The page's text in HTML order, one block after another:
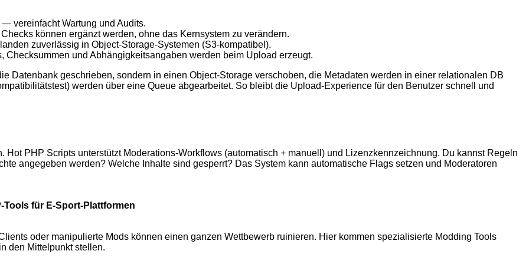
vereinfacht Wartung und Audits.
können ergänzt werden, ohne das Kernsystem zu verändern.
zuverlässig in Object-Storage-Systemen (S3-kompatibel).
und Abhängigkeitsangaben werden beim Upload erzeugt.
Datenbank geschrieben, sondern in einen Object-Storage verschoben, die Metadaten werden in einer relationalen DB
werden über eine Queue abgearbeitet. So bleibt die Upload-Experience für den Benutzer schnell und
PHP Scripts unterstützt Moderations-Workflows (automatisch + manuell) und Lizenzkennzeichnung. Du kannst Regeln
angegeben werden? Welche Inhalte sind gesperrt? Das System kann automatische Flags setzen und Moderatoren
für E-Sport-Plattformen
oder manipulierte Mods können einen ganzen Wettbewerb ruinieren. Hier kommen spezialisierte Modding Tools
den Mittelpunkt stellen.